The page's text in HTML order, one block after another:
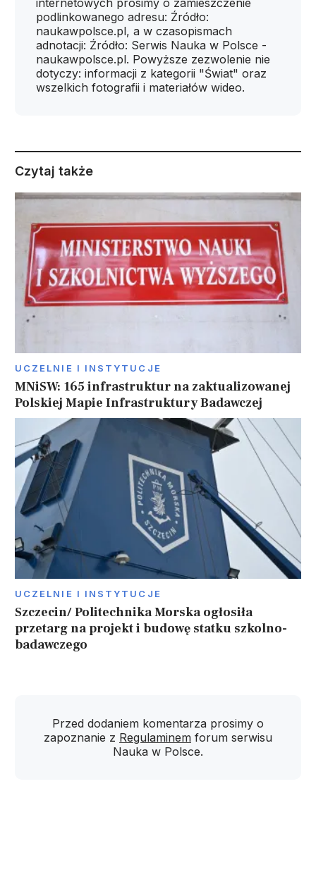
internetowych prosimy o zamieszczenie
podlinkowanego adresu: Źródło:
naukawpolsce.pl, a w czasopismach
adnotacji: Źródło: Serwis Nauka w Polsce -
naukawpolsce.pl. Powyższe zezwolenie nie
dotyczy: informacji z kategorii "Świat" oraz
wszelkich fotografii i materiałów wideo.
Czytaj także
UCZELNIE I INSTYTUCJE
MNiSW: 165 infrastruktur na zaktualizowanej
Polskiej Mapie Infrastruktury Badawczej
UCZELNIE I INSTYTUCJE
Szczecin/ Politechnika Morska ogłosiła
przetarg na projekt i budowę statku szkolno-
badawczego
Przed dodaniem komentarza prosimy o
zapoznanie z Regulaminem forum serwisu
Nauka w Polsce.